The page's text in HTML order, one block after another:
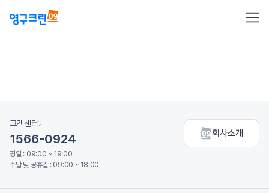
고객센터
1566-0924
평일 : 09:00 ~ 19:00
주말 및 공휴일 : 09:00 ~ 18:00
회사소개